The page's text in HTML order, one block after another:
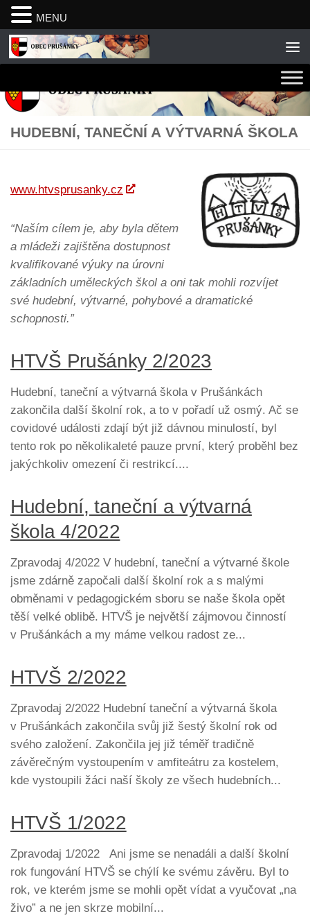
Skip to content
HUDEBNÍ, TANEČNÍ A VÝTVARNÁ ŠKOLA
www.htvsprusanky.cz
“Naším cílem je, aby byla dětem
a mládeži zajištěna dostupnost
kvalifikované výuky na úrovni
základních uměleckých škol a oni tak mohli rozvíjet
své hudební, výtvarné, pohybové a dramatické
schopnosti.”
HTVŠ Prušánky 2/2023
Hudební, taneční a výtvarná škola v Prušánkách
zakončila další školní rok, a to v pořadí už osmý. Ač se
covidové události zdají být již dávnou minulostí, byl
tento rok po několikaleté pauze první, který proběhl bez
jakýchkoliv omezení či restrikcí....
Hudební, taneční a výtvarná
škola 4/2022
Zpravodaj 4/2022 V hudební, taneční a výtvarné škole
jsme zdárně započali další školní rok a s malými
obměnami v pedagogickém sboru se naše škola opět
těší velké oblibě. HTVŠ je největší zájmovou činností
v Prušánkách a my máme velkou radost ze...
HTVŠ 2/2022
Zpravodaj 2/2022 Hudební taneční a výtvarná škola
v Prušánkách zakončila svůj již šestý školní rok od
svého založení. Zakončila jej již téměř tradičně
závěrečným vystoupením v amfiteátru za kostelem,
kde vystoupili žáci naší školy ze všech hudebních...
HTVŠ 1/2022
Zpravodaj 1/2022 Ani jsme se nenadáli a další školní
rok fungování HTVŠ se chýlí ke svému závěru. Byl to
rok, ve kterém jsme se mohli opět vídat a vyučovat „na
živo” a ne jen skrze mobilní...
MENU